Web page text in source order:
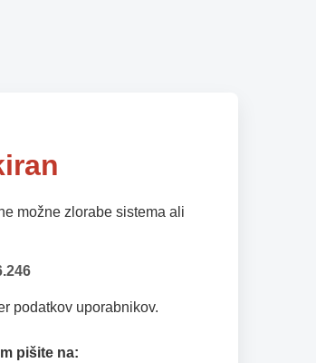
možne zlorabe sistema ali
podatkov uporabnikov.
pišite na: